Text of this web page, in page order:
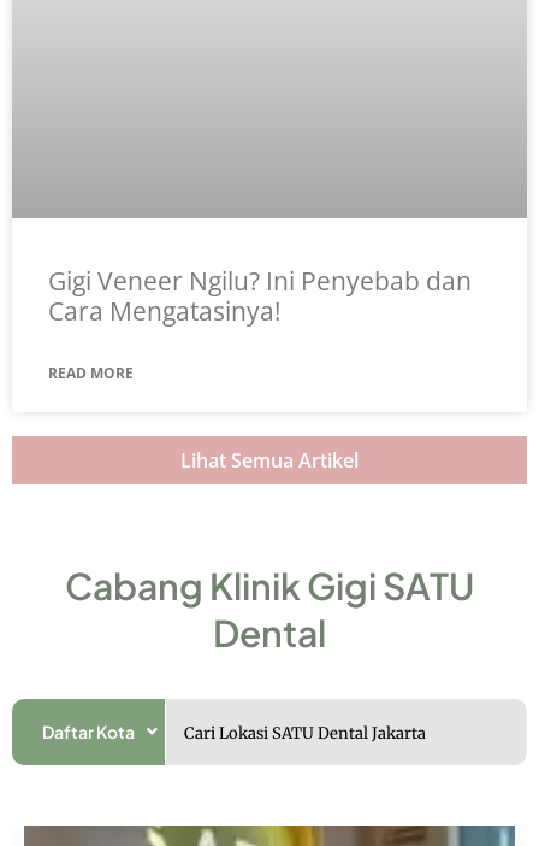
Gigi Veneer Ngilu? Ini Penyebab dan
Cara Mengatasinya!
READ MORE
Lihat Semua Artikel
Cabang Klinik Gigi SATU
Dental
Daftar Kota